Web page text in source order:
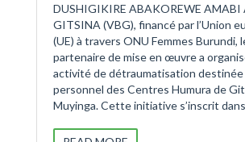
DUSHIGIKIRE ABAKOREWE AMABI
GITSINA (VBG), financé par l’Union
(UE) à travers ONU Femmes Burundi,
partenaire de mise en œuvre a
activité de détraumatisation destinée
personnel des Centres Humura de
Muyinga. Cette initiative s’inscrit dans